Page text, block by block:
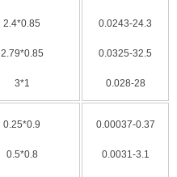
2.4*0.85
2.79*0.85
3*1
0.0243-24.3
0.0325-32.5
0.028-28
0.25*0.9
0.5*0.8
0.00037-0.37
0.0031-3.1